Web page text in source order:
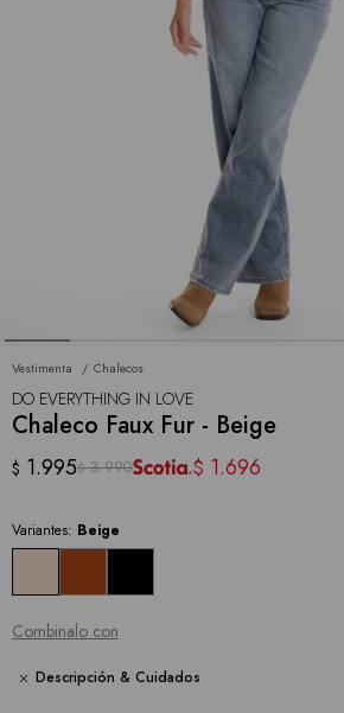
Vestimenta Chalecos
DO EVERYTHING IN LOVE
Chaleco Faux Fur - Beige
$ 1.995$ 3.990 $ 1.696
Variantes: Beige
Combinalo con
Descripción & Cuidados